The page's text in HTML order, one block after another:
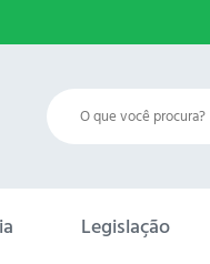
Legislação